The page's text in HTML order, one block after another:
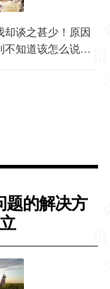
谈之甚少！原因
不知道该怎么说…
题的解决方